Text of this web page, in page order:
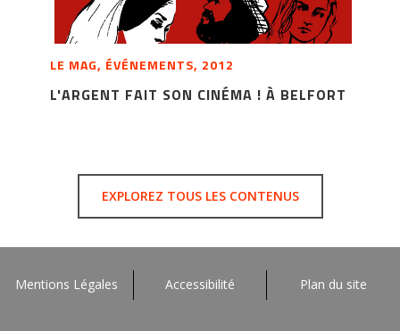
LE MAG, ÉVÉNEMENTS, 2012
L'ARGENT FAIT SON CINÉMA ! À BELFORT
EXPLOREZ TOUS LES CONTENUS
Mentions Légales Accessibilité Plan du site